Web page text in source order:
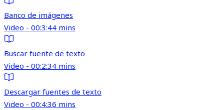
Banco de imágenes
Video - 00:3:44 mins
Buscar fuente de texto
Video - 00:2:34 mins
Descargar fuentes de texto
Video - 00:4:36 mins